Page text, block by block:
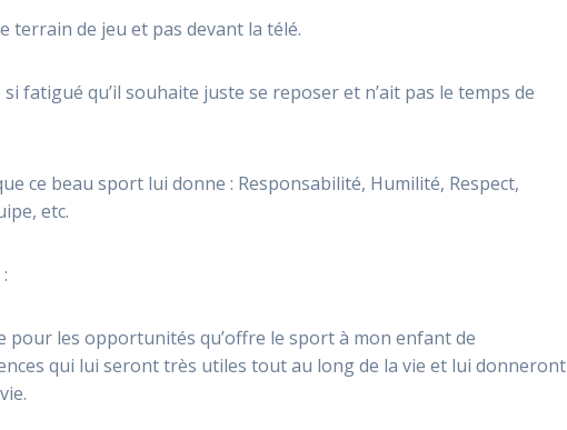
terrain de jeu et pas devant la télé.
fatigué qu’il souhaite juste se reposer et n’ait pas le temps de
ce beau sport lui donne : Responsabilité, Humilité, Respect,
etc.
pour les opportunités qu’offre le sport à mon enfant de
qui lui seront très utiles tout au long de la vie et lui donneront